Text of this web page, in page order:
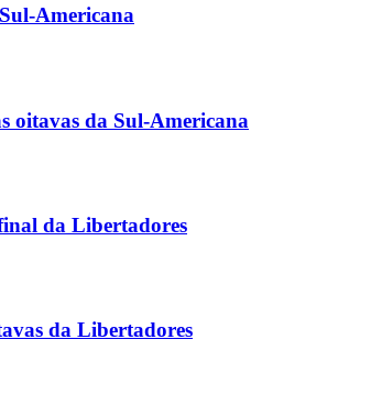
Americana
oitavas da Sul-Americana
da Libertadores
da Libertadores